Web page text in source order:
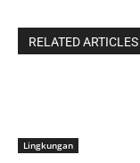
RELATED ARTICLES
Lingkungan